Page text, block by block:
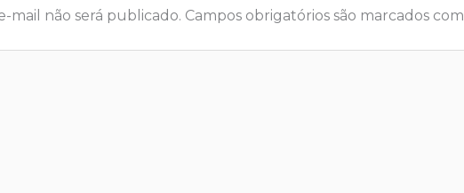
mail não será publicado. Campos obrigatórios são marcados com